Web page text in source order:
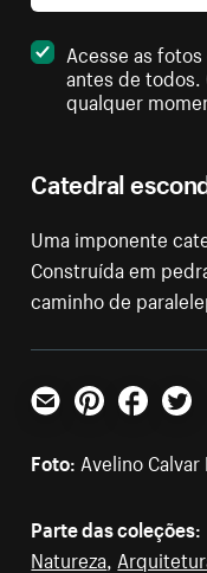
Catedral
Uma imponente
Construída em
caminho de
Acesse as
antes de todos.
qualquer
E-mailPinterestFacebookTwitter
Foto: Avelino
Parte das coleções:
Natureza